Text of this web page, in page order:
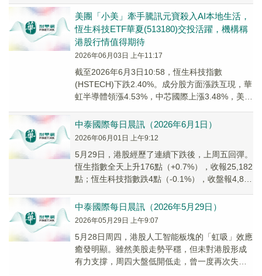
美團「小美」牽手騰訊元寶殺入AI本地生活，
恆生科技ETF華夏(513180)交投活躍，機構稱
港股行情值得期待
2026年06月03日 上午11:17
截至2026年6月3日10:58，恆生科技指數
(HSTECH)下跌2.40%。成分股方面漲跌互現，華
虹半導體領漲4.53%，中芯國際上漲3.48%，美的
中泰國際每日晨訊（2026年6月1日）
2026年06月01日 上午9:12
5月29日，港股經歷了連續下跌後，上周五回彈。
恆生指數全天上升176點（+0.7%），收報25,182
點；恆生科技指數跌4點（-0.1%），收盤報4,884
中泰國際每日晨訊（2026年5月29日）
2026年05月29日 上午9:07
5月28日周四，港股人工智能板塊的「虹吸」效應
癒發明顯。雖然美股走勢平穩，但未對港股形成
有力支撐，周四大盤低開低走，曾一度再次失守